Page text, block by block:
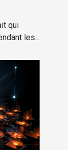
qui
les...